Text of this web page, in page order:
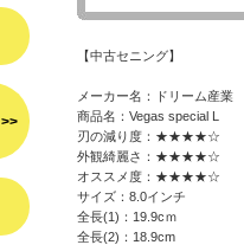
【中古セニング】
メーカー名：ドリーム産業
商品名：Vegas special L
刃の減り度：★★★★☆
外観綺麗さ：★★★★☆
オススメ度：★★★★☆
サイズ：8.0インチ
全長(1)：19.9cｍ
全長(2)：18.9cm
>>